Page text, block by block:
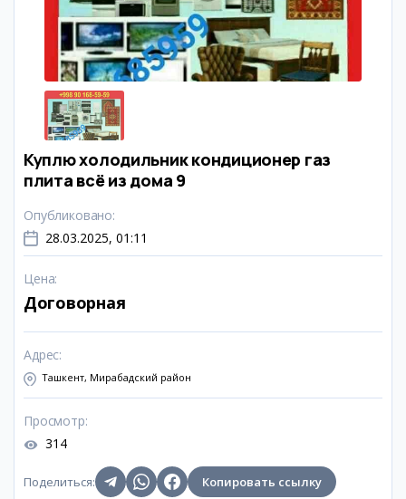
Куплю холодильник кондиционер газ
плита всё из дома 9
Опубликовано:
28.03.2025, 01:11
Цена:
Договорная
Адрес:
Ташкент, Мирабадский район
Просмотр:
314
Поделиться: Копировать ссылку